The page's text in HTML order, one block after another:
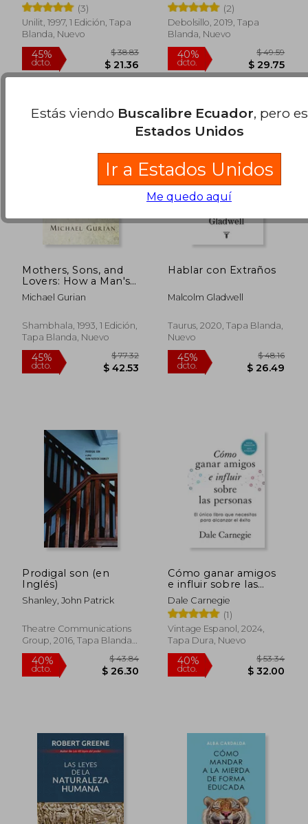
45%
dcto. $ 23.25
45%
dcto.
40%
dcto.
$ 52.89
$ 31.73
40%
dcto. $
(3)
Unilit, 1997, 1 Edición, Tapa
Blanda, Nuevo
(2)
Debolsillo, 2019, Tapa
Blanda, Nuevo
Mothers, Sons, and
Lovers: How a Man's
Relationship With his
Mother Affects the
Inglés)
Michael Gurian
Shambhala, 1993, 1 Edición,
Tapa Blanda, Nuevo
Hablar con Extraños
Malcolm Gladwell
Taurus, 2020, Tapa Blanda,
Nuevo
Prodigal son (en
Inglés)
Shanley, John Patrick
Theatre Communications
Group, 2016, Tapa Blanda,
Nuevo
Cómo ganar amigos
e influir sobre las
personas (Edición de
regalo)
Dale Carnegie
(1)
Vintage Espanol, 2024,
Tapa Dura, Nuevo
Estás viendo Buscalibre Ecuador, pero
Estados Unidos
Ir a Estados Unidos
Me quedo aquí